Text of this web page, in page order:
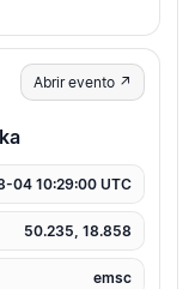
Abrir evento ↗
04 10:29:00 UTC
50.235, 18.858
emsc